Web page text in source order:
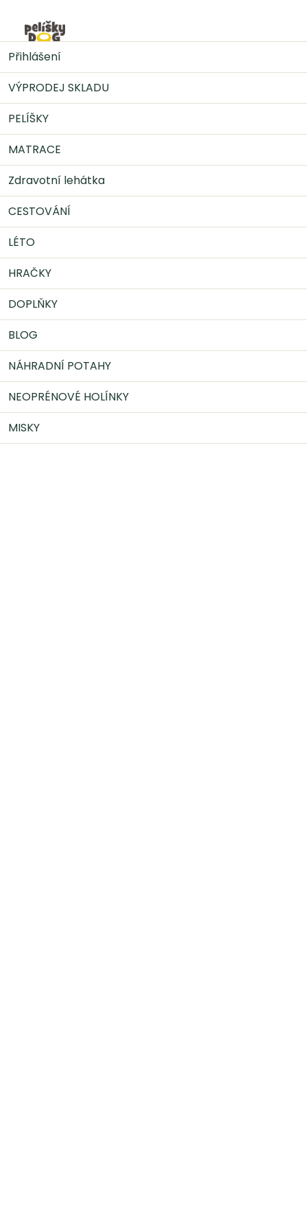
obsah
VÝPRODEJ SKLADU
PELÍŠKY
MATRACE
Zdravotní lehátka
CESTOVÁNÍ
LÉTO
HRAČKY
DOPLŇKY
BLOG
NÁHRADNÍ POTAHY
NEOPRÉNOVÉ HOLÍNKY
MISKY
Přihlášení
DOPLŇKY
Superfoods hovězí,čv.řepa,ostružina,pampelišk 400g